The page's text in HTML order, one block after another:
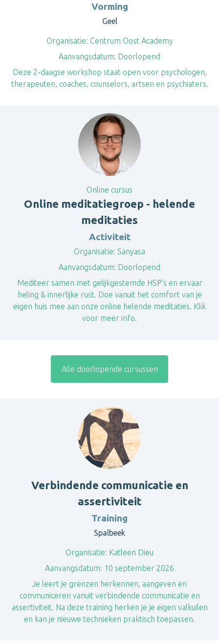
Vorming
Geel
Organisatie: Centrum Oost Academy
Aanvangsdatum: Doorlopend
Deze 2-daagse workshop staat open voor psychologen,
therapeuten, coaches, counselors, artsen en psychiaters.
Online cursus
Online meditatiegroep - helende
meditaties
Activiteit
Organisatie: Sanyasa
Aanvangsdatum: Doorlopend
Mediteer samen met gelijkgestemde HSP's en ervaar
heling & innerlijke rust. Doe vanuit het comfort van je
eigen huis mee aan onze online helende meditaties. Klik
voor meer info.
Alle doorlopende cursussen
Verbindende communicatie en
assertiviteit
Training
Spalbeek
Organisatie: Katleen Dieu
Aanvangsdatum: 10 september 2026
Je leert je grenzen herkennen, aangeven en
communiceren vanuit verbindende communicatie en
assertiviteit. Na deze training herken je je eigen valkuilen
en kan je nieuwe technieken praktisch toepassen.